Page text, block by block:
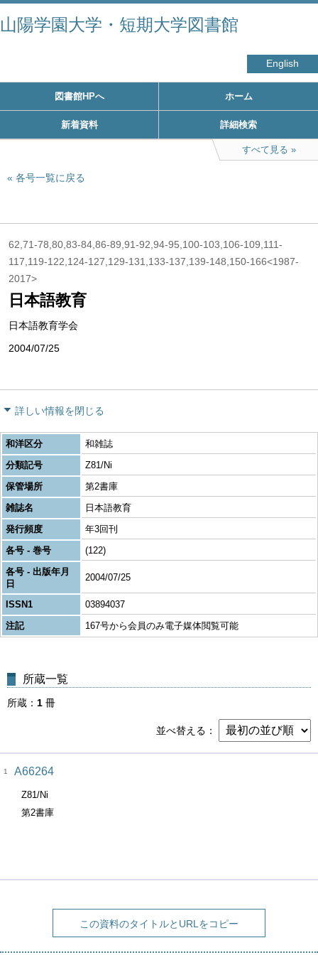
山陽学園大学・短期大学図書館
English
図書館HPへ ホーム
新着資料 詳細検索
すべて見る
各号一覧に戻る
62,71-78,80,83-84,86-89,91-92,94-95,100-103,106-109,111-
117,119-122,124-127,129-131,133-137,139-148,150-166<1987-
2017>
日本語教育
日本語教育学会
2004/07/25
詳しい情報を閉じる
和洋区分
和雑誌
分類記号
Z81/Ni
保管場所
第2書庫
雑誌名
日本語教育
発行頻度
年3回刊
各号 - 巻号
(122)
各号 - 出版年月
日
2004/07/25
ISSN1
03894037
注記
167号から会員のみ電子媒体閲覧可能
所蔵一覧
所蔵 1 冊
並べ替える
1 A66264
Z81/Ni
第2書庫
この資料のタイトルとURLをコピー